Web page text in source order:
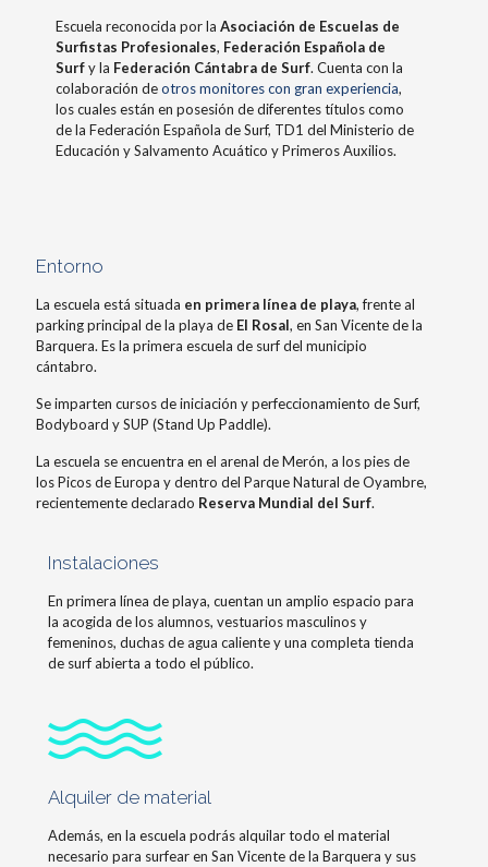
Escuela reconocida por laAsociación de Escuelas de
Surfistas Profesionales, Federación Española de
Surfy la Federación Cántabra de Surf. Cuenta con la
colaboración deotros monitores con gran experiencia,
los cuales están en posesión de diferentes títulos como
de la Federación Española de Surf, TD1 del Ministerio de
Educación y Salvamento Acuático y Primeros Auxilios.
Entorno
La escuela está situada en primera línea de playa, frente al
parking principal de la playa de El Rosal, en San Vicente de la
Barquera. Es la primera escuela de surf del municipio
cántabro.
Se imparten cursos de iniciación y perfeccionamiento de Surf,
Bodyboard y SUP (Stand Up Paddle).
La escuela se encuentra en el arenal de Merón, a los pies de
los Picos de Europa y dentro del Parque Natural de Oyambre,
recientemente declarado Reserva Mundial del Surf.
Instalaciones
En primera línea de playa, cuentan un amplio espacio para
la acogida de los alumnos, vestuarios masculinos y
femeninos, duchas de agua caliente y una completa tienda
de surf abierta a todo el público.
Alquiler de material
Además, en la escuela podrás alquilar todo el material
necesario para surfear en San Vicente de la Barquera y sus